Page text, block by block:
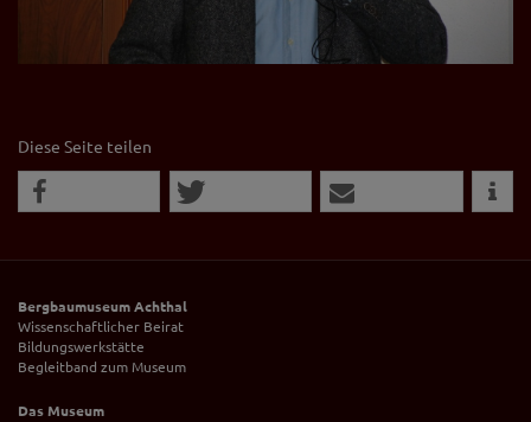
Diese Seite teilen
Bergbaumuseum Achthal
Wissenschaftlicher Beirat
Bildungswerkstätte
Begleitband zum Museum
Das Museum